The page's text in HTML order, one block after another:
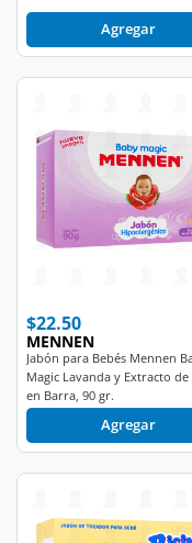
Agregar
$22.50
MENNEN
Jabón para Bebés Mennen
Magic Lavanda y Extracto de
en Barra, 90 gr.
Agregar